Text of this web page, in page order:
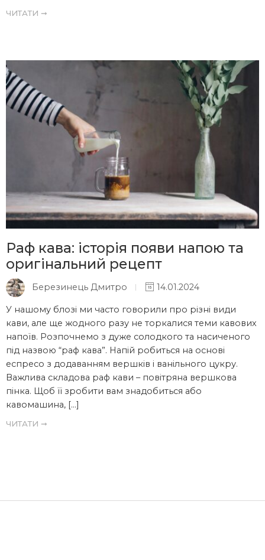
ЧИТАТИ ➞
Раф кава: історія появи напою та
оригінальний рецепт
Березинець Дмитро 14.01.2024
У нашому блозі ми часто говорили про різні види
кави, але ще жодного разу не торкалися теми кавових
напоїв. Розпочнемо з дуже солодкого та насиченого
під назвою “раф кава”. Напій робиться на основі
еспресо з додаванням вершків і ванільного цукру.
Важлива складова раф кави – повітряна вершкова
пінка. Щоб її зробити вам знадобиться або
кавомашина, […]
ЧИТАТИ ➞